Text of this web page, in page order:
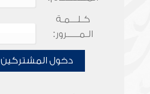
كـلـــمـة
الـمـــــرور:
دخول المشتركين